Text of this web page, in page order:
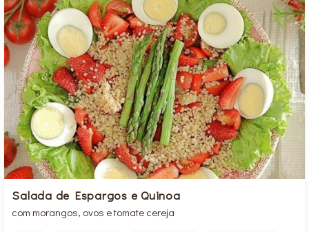
Salada de Espargos e Quinoa
com morangos, ovos e tomate cereja